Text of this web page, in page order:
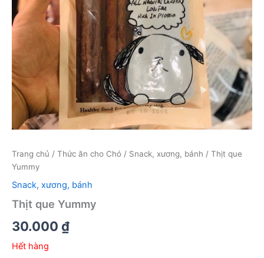
Trang chủ / Thức ăn cho Chó / Snack, xương, bánh / Thịt que
Yummy
Snack, xương, bánh
Thịt que Yummy
30.000 ₫
Hết hàng